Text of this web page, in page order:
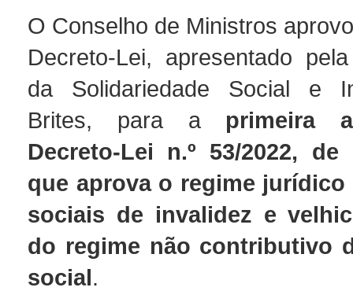
O Conselho de Ministros
Decreto-Lei, apresentado
da Solidariedade Social e
Brites, para a primeira
Decreto-Lei n.º 53/2022,
que aprova o regime jurídico
sociais de invalidez e
do regime não contributivo
social.